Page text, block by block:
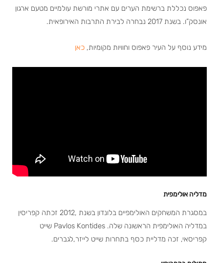
פאפוס נכללת ברשימת הערים עם אתרי מורשת עולמיים מטעם ארגון
אונסק”ו. בשנת 2017 נבחרה לבירת התרבות האירופאית.
מידע נוסף על העיר פאפוס וחוויות מקומיות, כאן
מדליה אולימפית
במסגרת המשחקים האולימפיים בלונדון בשנת ,2012 זכתה קפריסין
במדליה האולימפית הראשונה שלה. Pavlos Kontides שייט
קפריסאי, זכה מדליית כסף בתחרות שייט לייזר,לגברים.